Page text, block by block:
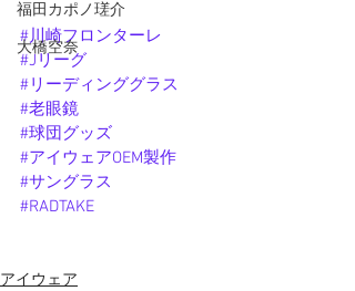
福田カポノ瑳介
大橋空奈
#川崎フロンターレ
#Jリーグ
#リーディンググラス
#老眼鏡
#球団グッズ
#アイウェアOEM製作
#サングラス
#RADTAKE
アイウェア